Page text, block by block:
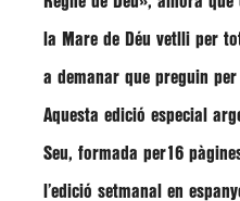
la Mare de Déu vetlli per
a demanar que preguin per
Aquesta edició especial
Seu, formada per16
l’edició setmanal en